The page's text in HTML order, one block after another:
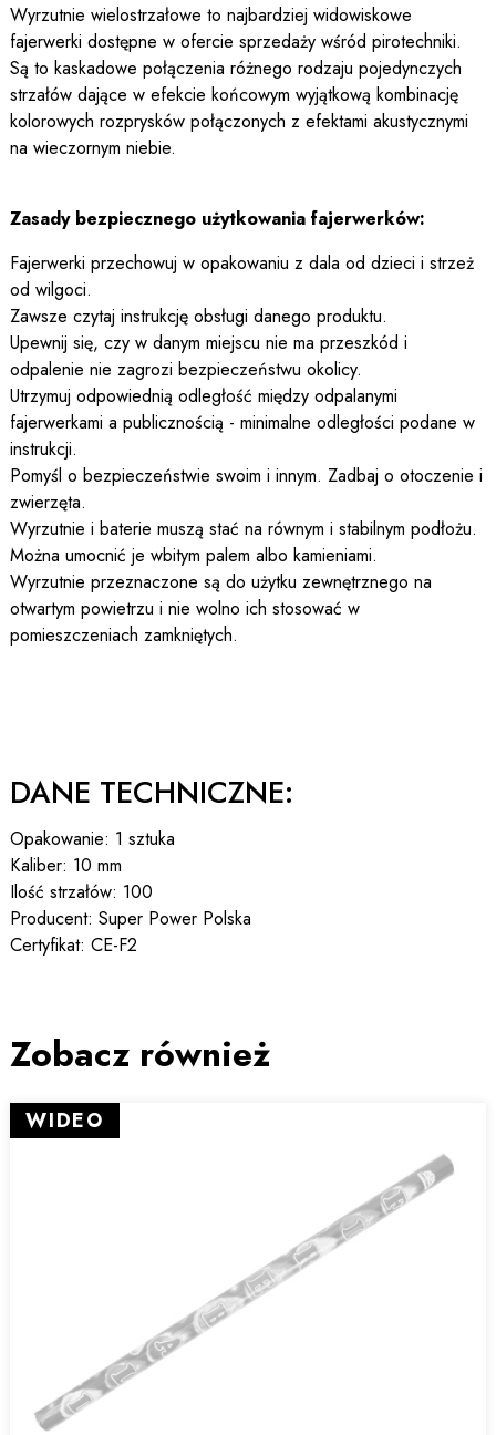
Wyrzutnie wielostrzałowe to najbardziej widowiskowe
fajerwerki dostępne w ofercie sprzedaży wśród pirotechniki.
Są to kaskadowe połączenia różnego rodzaju pojedynczych
strzałów dające w efekcie końcowym wyjątkową kombinację
kolorowych rozprysków połączonych z efektami akustycznymi
na wieczornym niebie.
Zasady bezpiecznego użytkowania fajerwerków:
Fajerwerki przechowuj w opakowaniu z dala od dzieci i strzeż
od wilgoci.
Zawsze czytaj instrukcję obsługi danego produktu.
Upewnij się, czy w danym miejscu nie ma przeszkód i
odpalenie nie zagrozi bezpieczeństwu okolicy.
Utrzymuj odpowiednią odległość między odpalanymi
fajerwerkami a publicznością - minimalne odległości podane w
instrukcji.
Pomyśl o bezpieczeństwie swoim i innym. Zadbaj o otoczenie i
zwierzęta.
Wyrzutnie i baterie muszą stać na równym i stabilnym podłożu.
Można umocnić je wbitym palem albo kamieniami.
Wyrzutnie przeznaczone są do użytku zewnętrznego na
otwartym powietrzu i nie wolno ich stosować w
pomieszczeniach zamkniętych.
DANE TECHNICZNE:
Opakowanie: 1 sztuka
Kaliber: 10 mm
Ilość strzałów: 100
Producent: Super Power Polska
Certyfikat: CE-F2
Zobacz również
WIDEO